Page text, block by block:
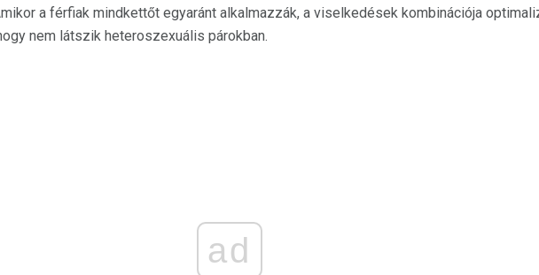
a férfiak mindkettőt egyaránt alkalmazzák, a viselkedések kombinációja
nem látszik heteroszexuális párokban.
ad